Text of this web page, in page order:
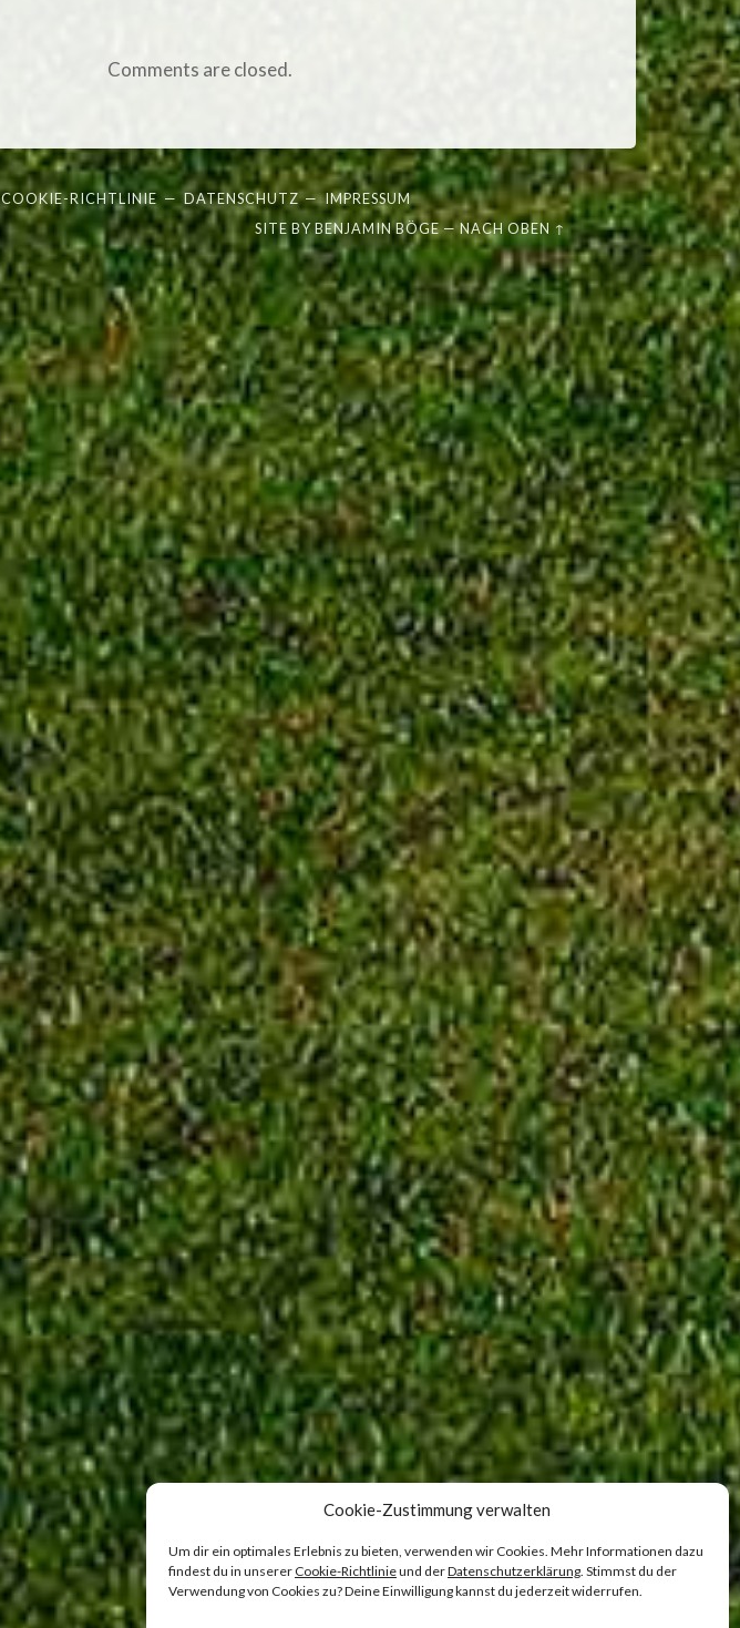
Cookie-Zustimmung verwalten
Um dir ein optimales Erlebnis zu bieten, verwenden wir Cookies. Mehr Informationen dazu
findest du in unserer Cookie-Richtlinieund derDatenschutzerklärung. Stimmst du der
Verwendung von Cookies zu? Deine Einwilligung kannst du jederzeit widerrufen.
Comments are closed.
COOKIE-RICHTLINIE —DATENSCHUTZ—IMPRESSUM
SITE BYBENJAMIN BÖGE—NACH OBEN ↑